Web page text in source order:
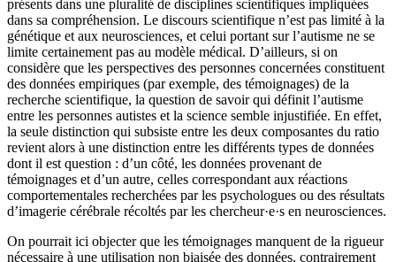
présents dans une pluralité de disciplines scientifiques impliquées
dans sa compréhension. Le discours scientifique n’est pas limité à la
génétique et aux neurosciences, et celui portant sur l’autisme ne se
limite certainement pas au modèle médical. D’ailleurs, si on
considère que les perspectives des personnes concernées constituent
des données empiriques (par exemple, des témoignages) de la
recherche scientifique, la question de savoir qui définit l’autisme
entre les personnes autistes et la science semble injustifiée. En effet,
la seule distinction qui subsiste entre les deux composantes du ratio
revient alors à une distinction entre les différents types de données
dont il est question : d’un côté, les données provenant de
témoignages et d’un autre, celles correspondant aux réactions
comportementales recherchées par les psychologues ou des résultats
d’imagerie cérébrale récoltés par les chercheur·e·s en neurosciences.
On pourrait ici objecter que les témoignages manquent de la rigueur
nécessaire à une utilisation non biaisée des données, contrairement